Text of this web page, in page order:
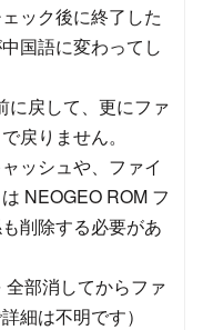
ック後に終了した
国語に変わってし
に戻して、更にファ
戻りません。
ッシュや、ファイ
NEOGEO ROM フ
削除する必要があ
部消してからファ
細は不明です）